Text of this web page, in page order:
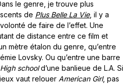
le genre, je trouve plus
de Plus Belle La Vie, il y a
de faire de l’effet. Une
de distance entre ce film et
mètre étalon du genre, qu’entre
Lovsky. Ou qu’entre une barre
High schoold’une banlieue de L.A. Si
vaut relouer American Girl, pas